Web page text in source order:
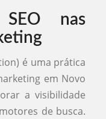
nas
é uma prática
em Novo
a visibilidade
de busca.